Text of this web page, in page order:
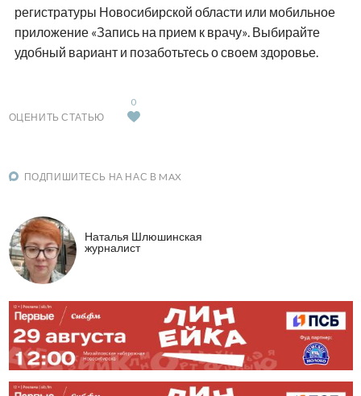
регистратуры Новосибирской области или мобильное
приложение «Запись на прием к врачу». Выбирайте
удобный вариант и позаботьтесь о своем здоровье.
ОЦЕНИТЬ СТАТЬЮ
0
ПОДПИШИТЕСЬ НА НАС В MAX
Наталья Шлюшинская
журналист